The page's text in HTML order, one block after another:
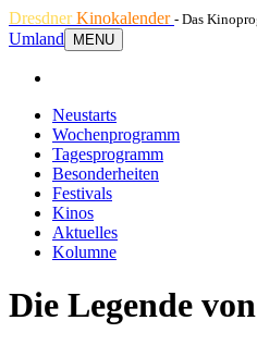
DresdnerKinokalender - Das
Umland
MENU
Neustarts
Wochenprogramm
Tagesprogramm
Besonderheiten
Festivals
Kinos
Aktuelles
Kolumne
Die Legende